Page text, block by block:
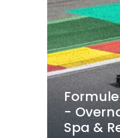
-
Spa &